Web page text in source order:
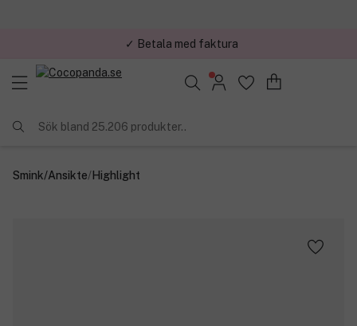
✓ Trygg E-handel
Sök bland 25.206 produkter..
Smink/Ansikte/Highlight